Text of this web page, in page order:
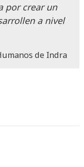
por crear un
a nivel
de Indra